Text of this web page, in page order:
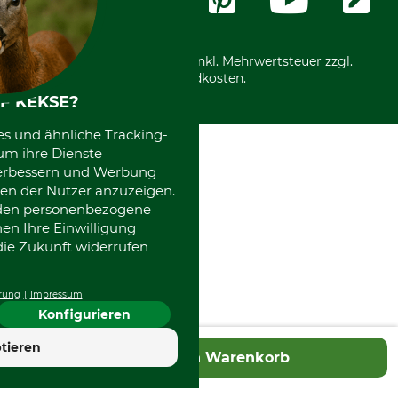
In den Warenkorb
International
*Alle Preise in Euro und inkl. Mehrwertsteuer zzgl.
Versandkosten.
KEKSE?
und ähnliche Tracking-
ihre Dienste
und Werbung
der Nutzer anzuzeigen.
personenbezogene
Ihre Einwilligung
Zukunft widerrufen
Impressum
Konfigurieren